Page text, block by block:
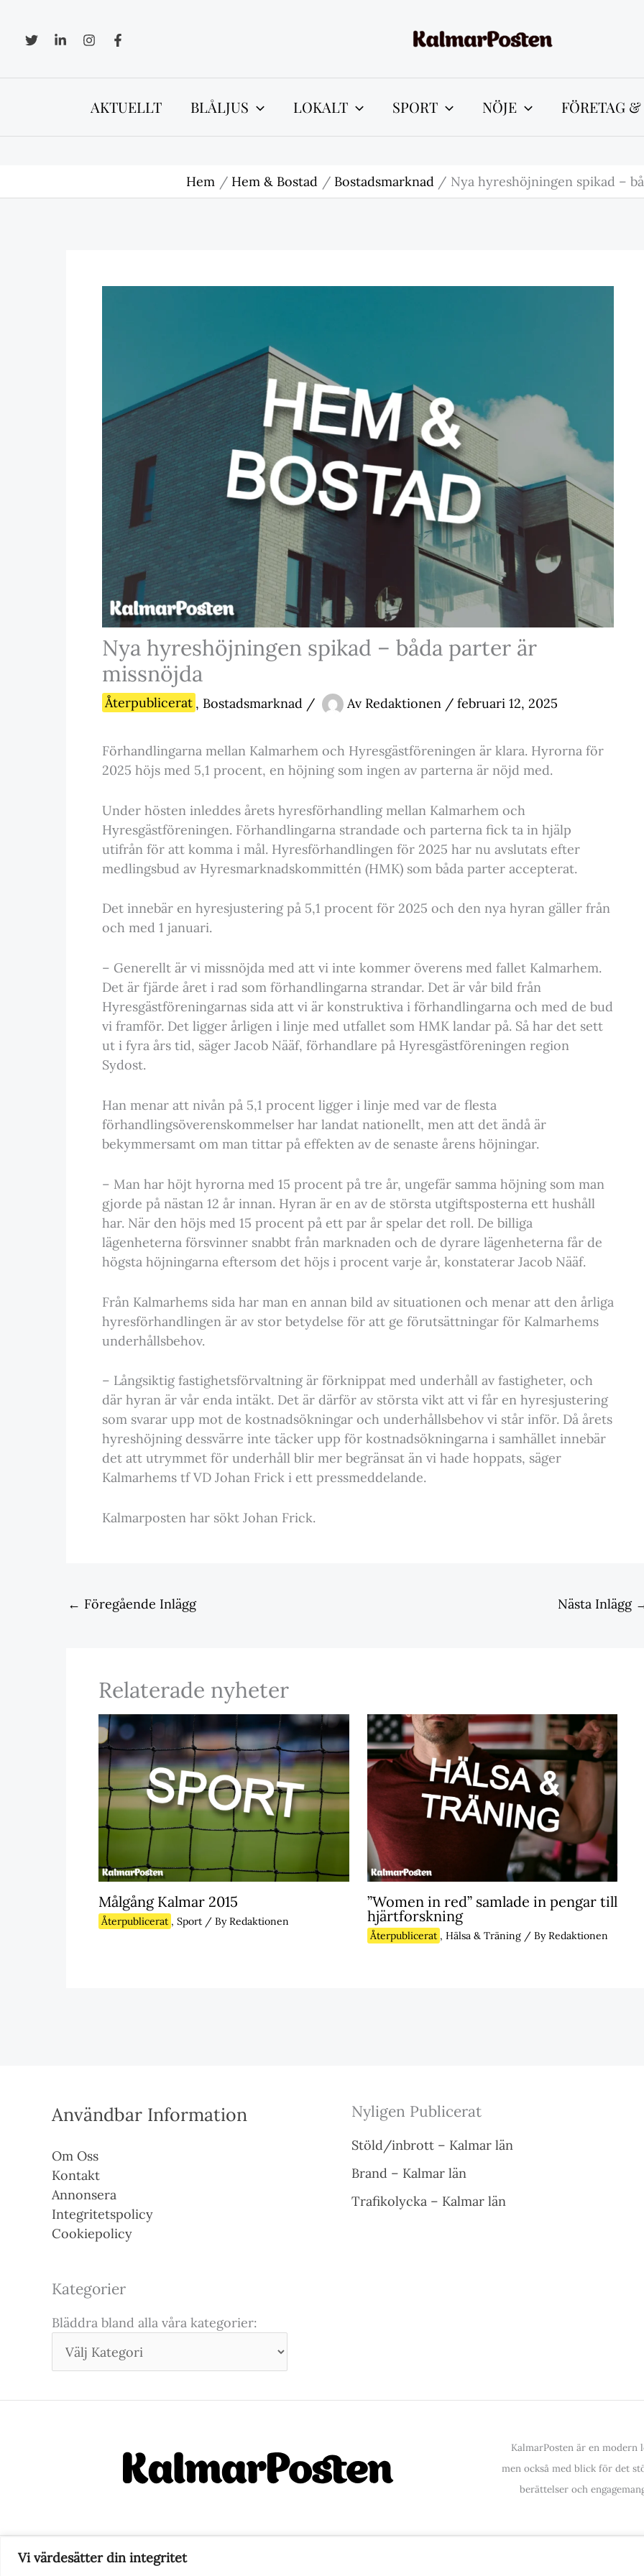
Vi värdesätter din integritet
innehåll
AKTUELLT BLÅLJUS LOKALT SPORT NÖJE FÖRETAG
Hem Hem & Bostad Bostadsmarknad Nya hyreshöjningen spikad –
Nya hyreshöjningen spikad – båda parter är
missnöjda
Återpublicerat , Bostadsmarknad / Av Redaktionen / februari 12, 2025
Förhandlingarna mellan Kalmarhem och Hyresgästföreningen är klara. Hyrorna för
2025 höjs med 5,1 procent, en höjning som ingen av parterna är nöjd med.
Under hösten inleddes årets hyresförhandling mellan Kalmarhem och
Hyresgästföreningen. Förhandlingarna strandade och parterna fick ta in hjälp
utifrån för att komma i mål. Hyresförhandlingen för 2025 har nu avslutats efter
medlingsbud av Hyresmarknadskommittén (HMK) som båda parter accepterat.
Det innebär en hyresjustering på 5,1 procent för 2025 och den nya hyran gäller från
och med 1 januari.
– Generellt är vi missnöjda med att vi inte kommer överens med fallet Kalmarhem.
Det är fjärde året i rad som förhandlingarna strandar. Det är vår bild från
Hyresgästföreningarnas sida att vi är konstruktiva i förhandlingarna och med de bud
vi framför. Det ligger årligen i linje med utfallet som HMK landar på. Så har det sett
ut i fyra års tid, säger Jacob Nääf, förhandlare på Hyresgästföreningen region
Sydost.
Han menar att nivån på 5,1 procent ligger i linje med var de flesta
förhandlingsöverenskommelser har landat nationellt, men att det ändå är
bekymmersamt om man tittar på effekten av de senaste årens höjningar.
– Man har höjt hyrorna med 15 procent på tre år, ungefär samma höjning som man
gjorde på nästan 12 år innan. Hyran är en av de största utgiftsposterna ett hushåll
har. När den höjs med 15 procent på ett par år spelar det roll. De billiga
lägenheterna försvinner snabbt från marknaden och de dyrare lägenheterna får de
högsta höjningarna eftersom det höjs i procent varje år, konstaterar Jacob Nääf.
Från Kalmarhems sida har man en annan bild av situationen och menar att den årliga
hyresförhandlingen är av stor betydelse för att ge förutsättningar för Kalmarhems
underhållsbehov.
– Långsiktig fastighetsförvaltning är förknippat med underhåll av fastigheter, och
där hyran är vår enda intäkt. Det är därför av största vikt att vi får en hyresjustering
som svarar upp mot de kostnadsökningar och underhållsbehov vi står inför. Då årets
hyreshöjning dessvärre inte täcker upp för kostnadsökningarna i samhället innebär
det att utrymmet för underhåll blir mer begränsat än vi hade hoppats, säger
Kalmarhems tf VD Johan Frick i ett pressmeddelande.
Kalmarposten har sökt Johan Frick.
← Föregående Inlägg Nästa Inlägg
Relaterade nyheter
Målgång Kalmar 2015
Återpublicerat , Sport / ByRedaktionen
”Women in red” samlade in pengar till
hjärtforskning
Återpublicerat , Hälsa & Träning/ ByRedaktionen
Användbar Information
Om Oss
Kontakt
Annonsera
Integritetspolicy
Cookiepolicy
Kategorier
Bläddra bland alla våra kategorier:
Nyligen Publicerat
Stöld/inbrott – Kalmar län
Brand – Kalmar län
Trafikolycka – Kalmar län
KalmarPosten är en modern
men också med blick för det
berättelser och